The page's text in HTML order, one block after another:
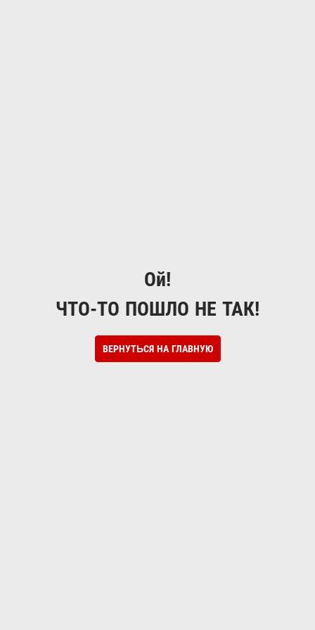
Ой!
ЧТО-ТО ПОШЛО НЕ ТАК!
ВЕРНУТЬСЯ НА ГЛАВНУЮ